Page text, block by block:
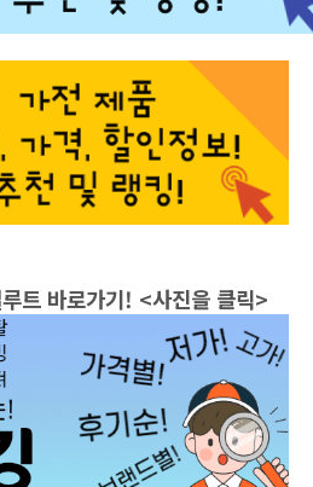
트 바로가기! <사진을 클릭>